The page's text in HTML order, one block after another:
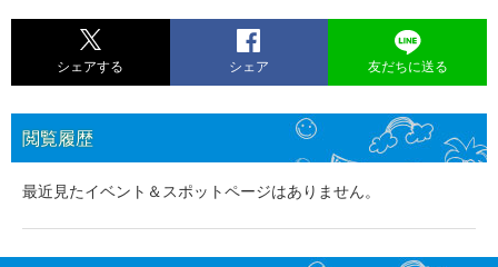
シェアする シェア 友だちに送る
閲覧履歴
最近見たイベント＆スポットページはありません。